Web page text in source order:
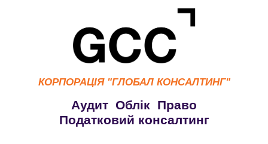
КОРПОРАЦІЯ "ГЛОБАЛ КОНСАЛТИНГ"
Аудит Облік Право
Податковий консалтинг